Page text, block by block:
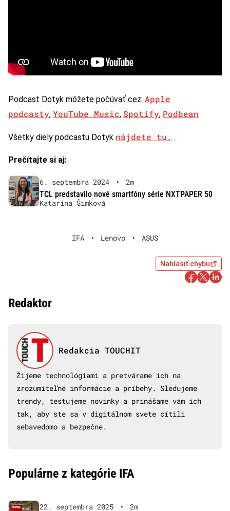
Podcast Dotyk môžete počúvať cez: Apple
podcasty, YouTube Music, Spotify, Podbean
Všetky diely podcastu Dotyk nájdete tu.
Prečítajte si aj:
6. septembra 2024 •
2m
TCL predstavilo nové smartfóny série NXTPAPER 50
Katarína Šimková
IFA • Lenovo • ASUS
Nahlásiť chybu
Redaktor
Redakcia TOUCHIT
Žijeme technológiami a pretvárame ich na
zrozumiteľné informácie a príbehy. Sledujeme
trendy, testujeme novinky a prinášame vám ich
tak, aby ste sa v digitálnom svete cítili
sebavedomo a bezpečne.
Populárne z kategórie IFA
22. septembra 2025 • 2m